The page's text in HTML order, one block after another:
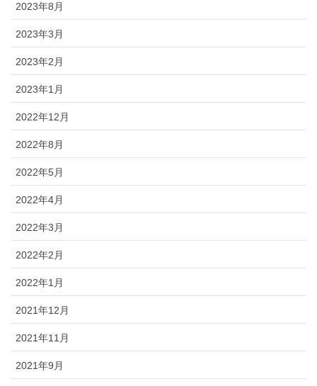
2023年8月
2023年3月
2023年2月
2023年1月
2022年12月
2022年8月
2022年5月
2022年4月
2022年3月
2022年2月
2022年1月
2021年12月
2021年11月
2021年9月